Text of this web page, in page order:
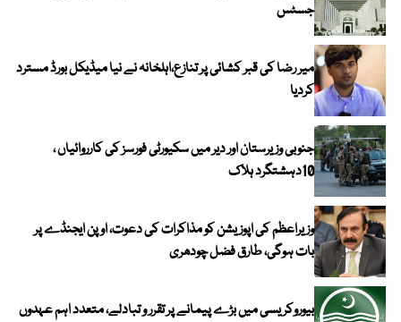
جسٹس
میر رضا کی قبر کشائی پر تنازع،اہلخانہ نے نیا میڈیکل بورڈ مسترد
کردیا
جنوبی وزیرستان اور دیر میں سکیورٹی فورسز کی کارروائیاں ،
10دہشتگرد ہلاک
وزیراعظم کی اپوزیشن کو مذاکرات کی دعوت، اوپن ایجنڈے پر
بات ہوگی، طارق فضل چودھری
بیوروکریسی میں بڑے پیمانے پر تقرر و تبادلے، متعدد اہم عہدوں